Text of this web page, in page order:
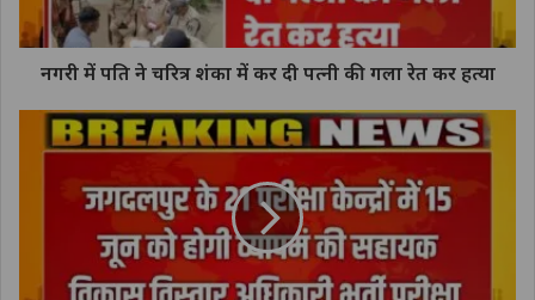
नगरी में पति ने चरित्र शंका में कर दी पत्नी की गला रेत कर हत्या